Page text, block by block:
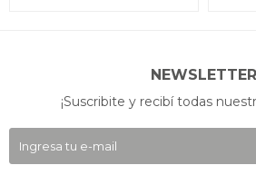
NEWSLETTER
¡Suscribite y recibí todas